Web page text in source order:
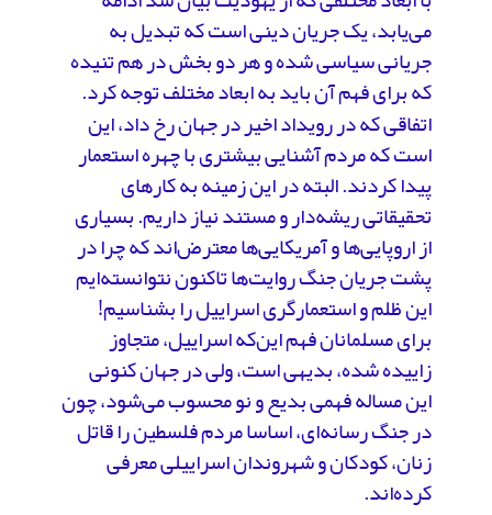
می‌یابد، یک جریان دینی است که تبدیل به
جریانی سیاسی شده و هر دو بخش در هم تنیده‌
که برای فهم آن باید به ابعاد مختلف توجه کرد.
اتفاقی که در رویداد اخیر در جهان رخ داد، این
است که مردم آشنایی بیشتری با چهره استعمار
پیدا کردند. البته در این زمینه به کارهای
تحقیقاتی ریشه‌دار و مستند نیاز داریم. بسیاری
از اروپایی‌ها و آمریکایی‌ها معترض‌اند که چرا در
پشت جریان جنگ روایت‌ها تاکنون نتوانسته‌ایم
این ظلم و استعمارگری اسراییل را بشناسیم!
برای مسلمانان فهم این‌که اسراییل، متجاوز
زاییده شده، بدیهی است، ولی در جهان کنونی
این مساله فهمی بدیع و نو محسوب می‌شود، چون
در جنگ رسانه‌ای، اساسا مردم فلسطین را قاتل
زنان، کودکان و شهروندان اسراییلی معرفی
کرده‌اند.